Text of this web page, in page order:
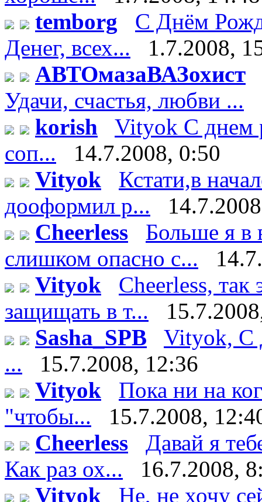
temborg
С Днём
Денег, всех...
1.7.2008,
АВТОмазаВАЗохист
Удачи, счастья, любви ...
korish
Vityok С днем
соп...
14.7.2008, 0:50
Vityok
Кстати,в
дооформил р...
Cheerless
Больше я в
слишком опасно с...
Vityok
Cheerless,
защищать в т...
Sasha_SPB
Vityok, С
...
15.7.2008, 12:36
Vityok
Пока ни на
"чтобы...
15.7.2008,
Cheerless
Давай я
Как раз ох...
16.7.2008,
Vityok
Не, не хочу